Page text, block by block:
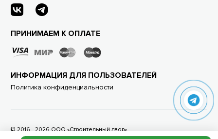
ПРИНИМАЕМ К ОПЛАТЕ
ИНФОРМАЦИЯ ДЛЯ ПОЛЬЗОВАТЕЛЕЙ
Политика конфиденциальности
© 2016 - 2026 ООО «Строительный двор»